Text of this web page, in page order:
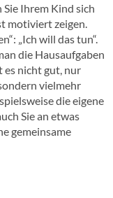
Sie Ihrem Kind sich
motiviert zeigen.
„Ich will das tun“.
die Hausaufgaben
es nicht gut, nur
vielmehr
die eigene
Sie an etwas
gemeinsame